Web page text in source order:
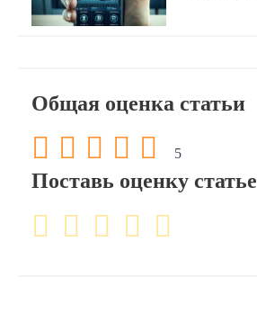
Общая оценка статьи
5
Поставь оценку статье